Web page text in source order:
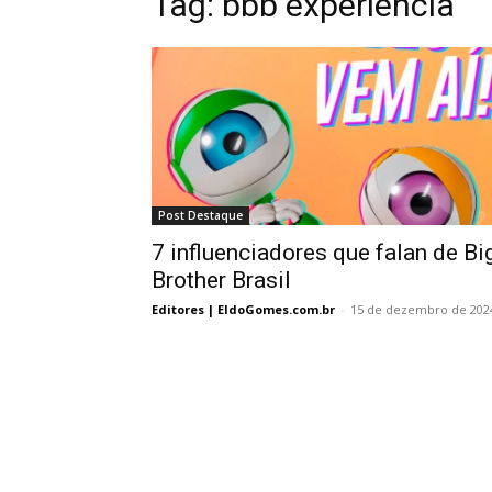
Post Destaque
7 influenciadores que falan de
Brother Brasil
Editores | EldoGomes.com.br - 15 de dezembro de